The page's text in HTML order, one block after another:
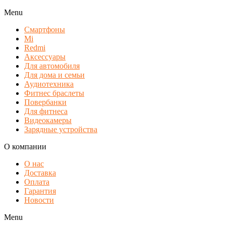
Menu
Смартфоны
Mi
Redmi
Аксессуары
Для автомобиля
Для дома и семьи
Аудиотехника
Фитнес браслеты
Повербанки
Для фитнеса
Видеокамеры
Зарядные устройства
О компании
О нас
Доставка
Оплата
Гарантия
Новости
Menu